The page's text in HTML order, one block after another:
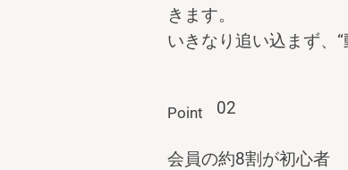
きます。
いきなり追い込まず、“
Point 02
会員の約8割が初心者